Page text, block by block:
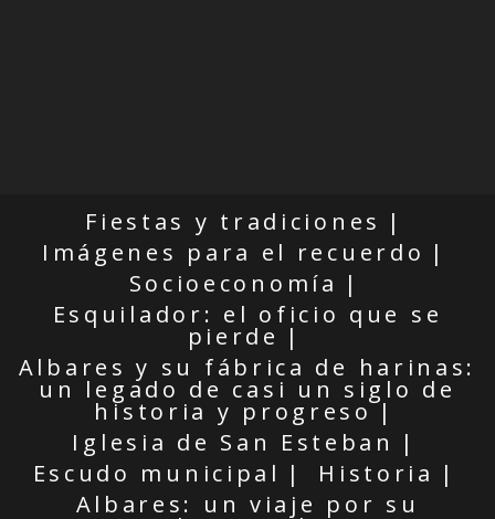
Fiestas y tradiciones
Imágenes para el recuerdo
Socioeconomía
Esquilador: el oficio que se
pierde
Albares y su fábrica de harinas:
un legado de casi un siglo de
historia y progreso
Iglesia de San Esteban
Escudo municipal
Historia
Albares: un viaje por su